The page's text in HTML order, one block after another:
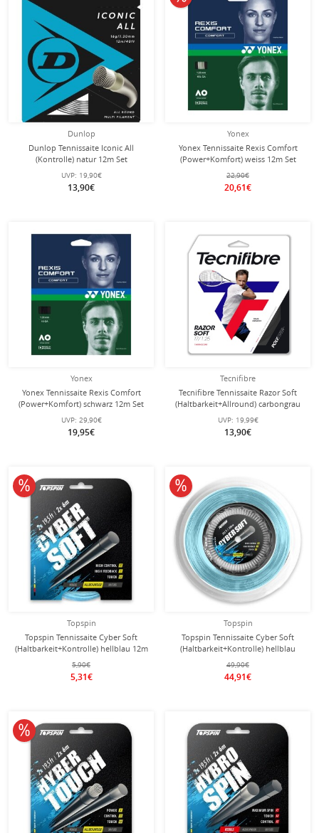
Dunlop
Dunlop Tennissaite Iconic All
(Kontrolle) natur 12m Set
UVP: 19,90€
13,90€
Yonex
Yonex Tennissaite Rexis Comfort
(Power+Komfort) weiss 12m Set
22,90€
20,61€
Yonex
Yonex Tennissaite Rexis Comfort
(Power+Komfort) schwarz 12m Set
UVP: 29,90€
19,95€
Tecnifibre
Tecnifibre Tennissaite Razor Soft
(Haltbarkeit+Allround) carbongrau
12m Set
UVP: 19,99€
13,90€
Topspin
Topspin Tennissaite Cyber Soft
(Haltbarkeit+Kontrolle) hellblau 12m
Set
5,90€
5,31€
10% reduziert
Topspin
Topspin Tennissaite Cyber Soft
(Haltbarkeit+Kontrolle) hellblau
220m Rolle
49,90€
44,91€
10% reduziert
10% reduziert